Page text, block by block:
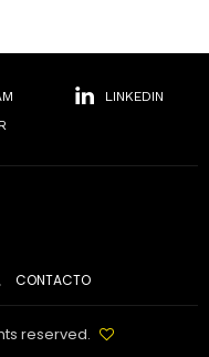
LINKEDIN
CONTACTO
reserved.